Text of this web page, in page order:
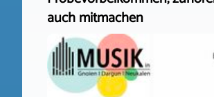
auch mitmachen